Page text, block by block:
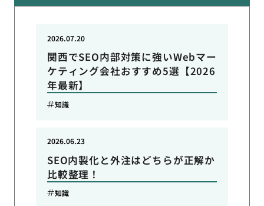
関西でSEO内部対策に強いWebマー
ケティング会社おすすめ5選【2026
年最新】
2026.07.20
知識
SEO内製化と外注はどちらが正解か
比較整理！
2026.06.23
知識